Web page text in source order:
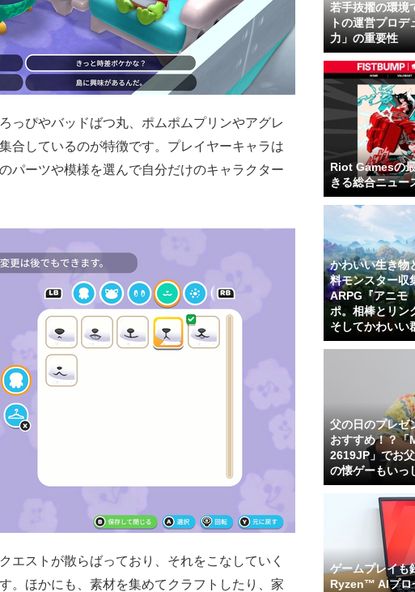
っぴやバッドばつ丸、ポムポムプリンやアグレ
合しているのが特徴です。プレイヤーキャラは
パーツや模様を選んで自分だけのキャラクター
エストが散らばっており、それをこなしていく
。ほかにも、素材を集めてクラフトしたり、家
若手抜擢の環
トの運営プロデ
力」の重要性
Riot Gamesの
きる総合ニュー
かわいい生き
料モンスター収
ARPG『アニモ
ポ。相棒とリン
そしてかわいい
父の日のプレゼ
おすすめ！？
2619JP」でお
の懐ゲーもいっ
ゲームプレイも
Ryzen™ AIプロ